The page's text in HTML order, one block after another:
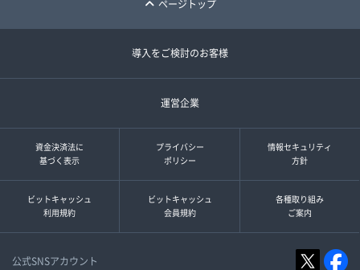
ページトップ
導入をご検討のお客様
運営企業
資金決済法に
基づく表示
プライバシー
ポリシー
情報セキュリティ
方針
ビットキャッシュ
利用規約
ビットキャッシュ
会員規約
各種取り組み
ご案内
公式SNSアカウント